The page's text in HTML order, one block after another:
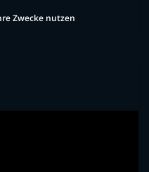
Zwecke nutzen